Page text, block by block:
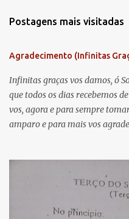
e
t
á
r
i
o
Postagens mais visitadas
Agradecimento (Infinitas
Infinitas graças vos damos, ó
que todos os dias recebemos
vos, agora e para sempre
amparo e para mais vos
lágrimas. Eia, pois, Advogada
misericordiosos a nós volvei, e
Jesus. Bendito é o fruto do